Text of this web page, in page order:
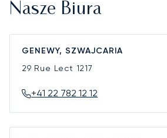
Nasze Biura
GENEWY, SZWAJCARIA
29 Rue Lect 1217
+41 22 782 12 12